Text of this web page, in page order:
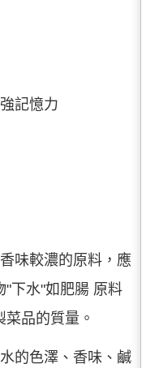
記憶力
味較濃的原料，應
"下水"如肥腸 原料
品的質量。
的色澤、香味、鹹